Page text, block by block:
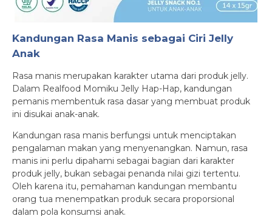
Kandungan Rasa Manis sebagai Ciri Jelly
Anak
Rasa manis merupakan karakter utama dari produk jelly.
Dalam Realfood Momiku Jelly Hap-Hap, kandungan
pemanis membentuk rasa dasar yang membuat produk
ini disukai anak-anak.
Kandungan rasa manis berfungsi untuk menciptakan
pengalaman makan yang menyenangkan. Namun, rasa
manis ini perlu dipahami sebagai bagian dari karakter
produk jelly, bukan sebagai penanda nilai gizi tertentu.
Oleh karena itu, pemahaman kandungan membantu
orang tua menempatkan produk secara proporsional
dalam pola konsumsi anak.